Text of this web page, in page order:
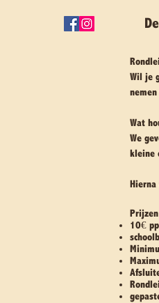
Wil je
Wat
We
kleine
10€ pp